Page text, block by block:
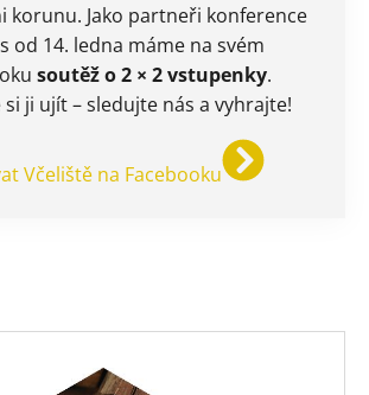
korunu. Jako partneři konference
od 14. ledna máme na svém
soutěž o 2 × 2 vstupenky.
ji ujít – sledujte nás a vyhrajte!
Včeliště na Facebooku